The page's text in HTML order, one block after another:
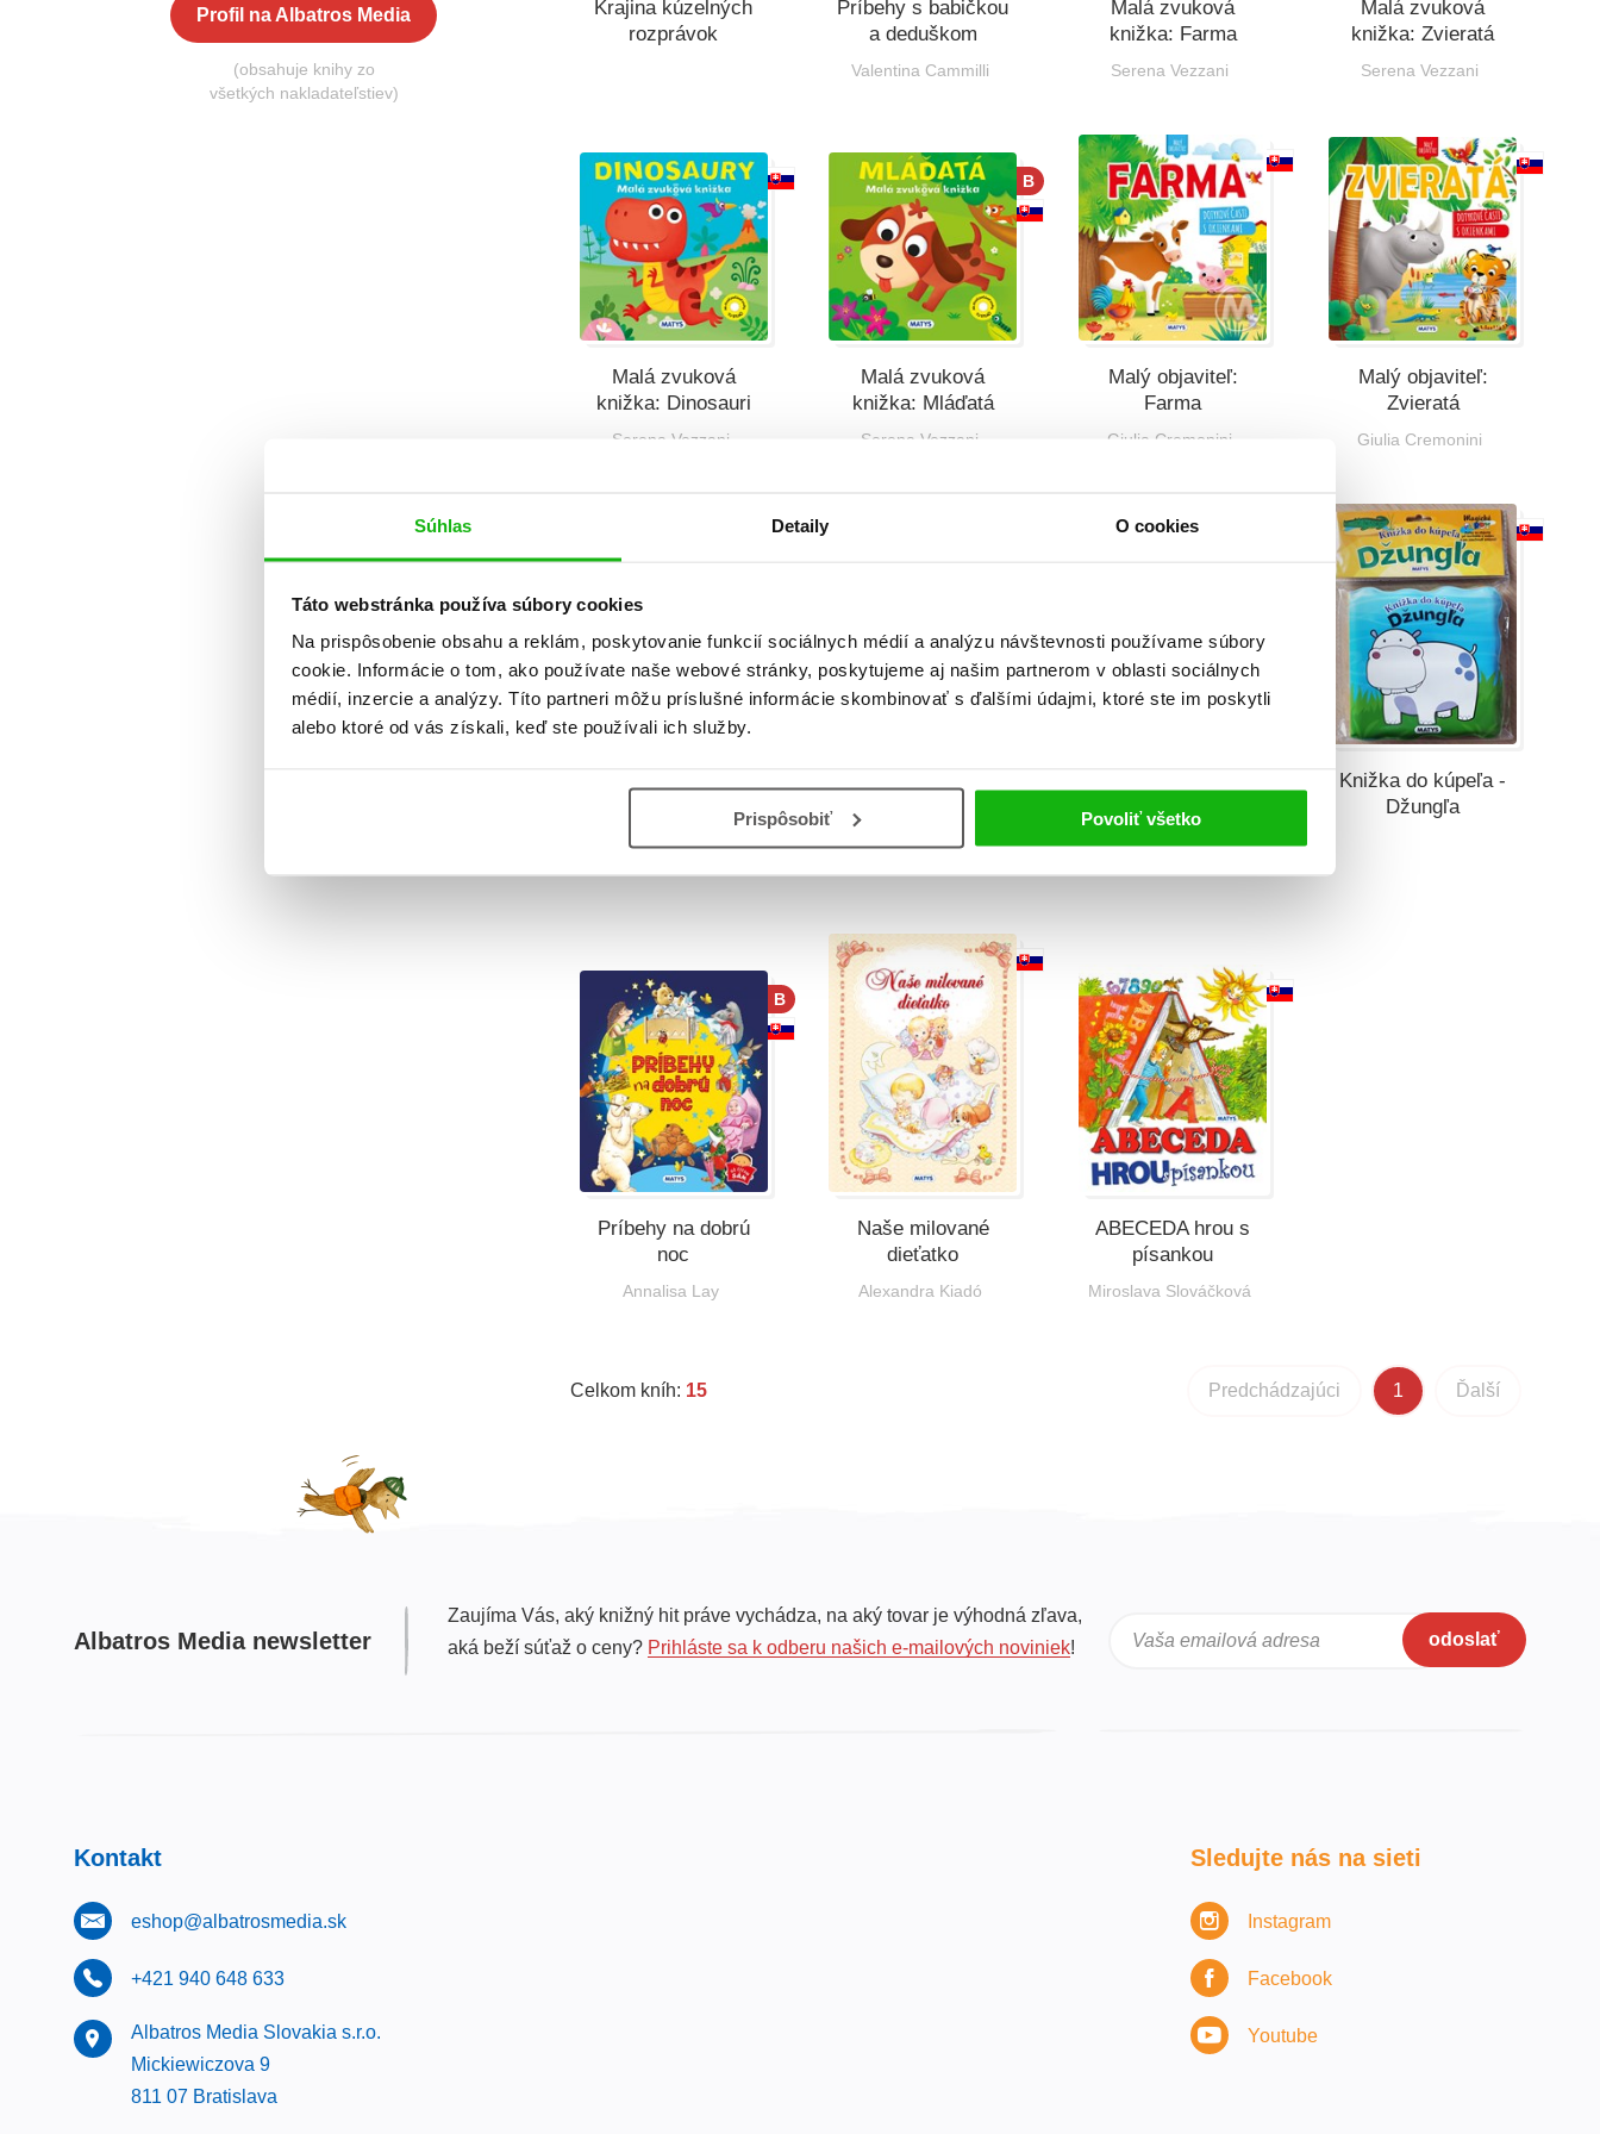
Súhlas Detaily O cookies
Táto webstránka používa súbory cookies
Na prispôsobenie obsahu a reklám, poskytovanie funkcií sociálnych médií a analýzu návštevnosti používame súbory
cookie. Informácie o tom, ako používate naše webové stránky, poskytujeme aj našim partnerom v oblasti sociálnych
médií, inzercie a analýzy. Títo partneri môžu príslušné informácie skombinovať s ďalšími údajmi, ktoré ste im poskytli
alebo ktoré od vás získali, keď ste používali ich služby.
Prispôsobiť Povoliť všetko
Profil na Albatros Media
(obsahuje knihy zo
všetkých nakladateľstiev)
Krajina kúzelných
rozprávok
Príbehy s babičkou
a deduškom
Valentina Cammilli
Malá zvuková
knižka: Farma
Serena Vezzani
Malá zvuková
knižka: Zvieratá
Serena Vezzani
Malá zvuková
knižka: Dinosauri
Serena Vezzani
B
Malá zvuková
knižka: Mláďatá
Serena Vezzani
Malý objaviteľ:
Farma
Giulia Cremonini
Malý objaviteľ:
Zvieratá
Giulia Cremonini
B
Rozprávky pre
Domáce zvieratká
Knižka do kúpeľa -
Džungľa
B
Príbehy na dobrú
noc
Annalisa Lay
Naše milované
dieťatko
Alexandra Kiadó
ABECEDA hrou s
písankou
Miroslava Slováčková
Celkom kníh: 15 Predchádzajúci 1 Ďalší
Albatros Media newsletter
Zaujíma Vás, aký knižný hit práve vychádza, na aký tovar je výhodná zľava,
aká beží súťaž o ceny? Prihláste sa k odberu našich e-mailových noviniek! Vaša emailová adresa odoslať
Kontakt
eshop@albatrosmedia.sk
+421 940 648 633
Albatros Media Slovakia s.r.o.
Mickiewiczova 9
811 07 Bratislava
Sledujte nás na sieti
Instagram
Facebook
Youtube